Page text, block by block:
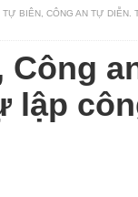
TỰ BIÊN, CÔNG AN TỰ DIỄN.
lập